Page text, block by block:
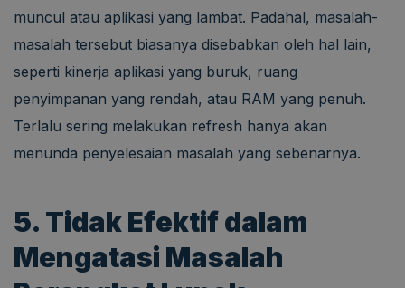
muncul atau aplikasi yang lambat. Padahal, masalah-
masalah tersebut biasanya disebabkan oleh hal lain,
seperti kinerja aplikasi yang buruk, ruang
penyimpanan yang rendah, atau RAM yang penuh.
Terlalu sering melakukan refresh hanya akan
menunda penyelesaian masalah yang sebenarnya.
5. Tidak Efektif dalam
Mengatasi Masalah